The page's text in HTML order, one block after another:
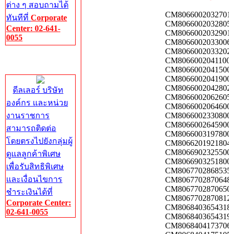
ต่าง ๆ สอบถามได้
ทันทีที่ Corporate
Center: 02-641-
0055
ดีลเลอร์ บริษัท
องค์กร และหน่วย
งานราชการ
สามารถติดต่อ
โดยตรงไปยังกลุ่มผู้
ดูแลลูกค้าพิเศษ
เพื่อรับสิทธิพิเศษ
และเงื่อนไขการ
ชำระเงินได้ที่
Corporate Center:
02-641-0055